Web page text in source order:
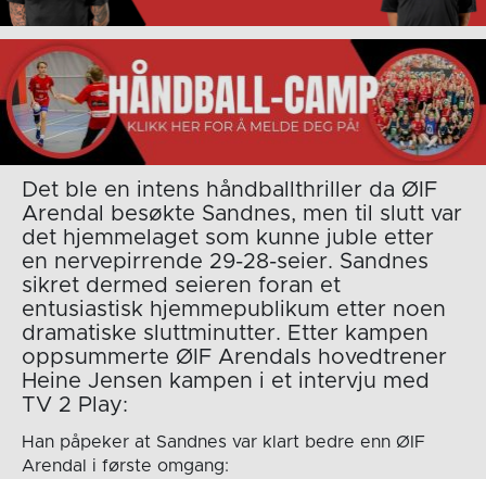
Det ble en intens håndballthriller da ØIF
Arendal besøkte Sandnes, men til slutt var
det hjemmelaget som kunne juble etter
en nervepirrende 29-28-seier. Sandnes
sikret dermed seieren foran et
entusiastisk hjemmepublikum etter noen
dramatiske sluttminutter. Etter kampen
oppsummerte ØIF Arendals hovedtrener
Heine Jensen kampen i et intervju med
TV 2 Play:
Han påpeker at Sandnes var klart bedre enn ØIF
Arendal i første omgang: